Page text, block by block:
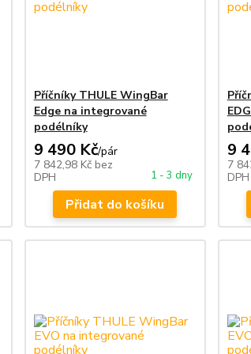
Příčníky THULE WingBar
Edge na integrované
podélníky
9 490 Kč/pár
7 842,98 Kč bez
DPH
1 - 3 dny
Přidat do košíku
9
7
DPH